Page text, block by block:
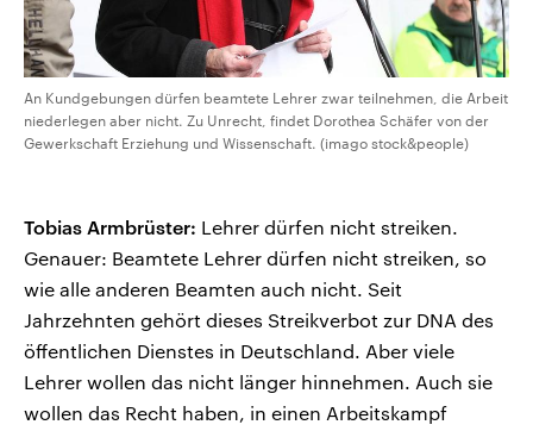
An Kundgebungen dürfen beamtete Lehrer zwar teilnehmen, die Arbeit
niederlegen aber nicht. Zu Unrecht, findet Dorothea Schäfer von der
Gewerkschaft Erziehung und Wissenschaft. (imago stock&people)
Tobias Armbrüster: Lehrer dürfen nicht streiken.
Genauer: Beamtete Lehrer dürfen nicht streiken, so
wie alle anderen Beamten auch nicht. Seit
Jahrzehnten gehört dieses Streikverbot zur DNA des
öffentlichen Dienstes in Deutschland. Aber viele
Lehrer wollen das nicht länger hinnehmen. Auch sie
wollen das Recht haben, in einen Arbeitskampf